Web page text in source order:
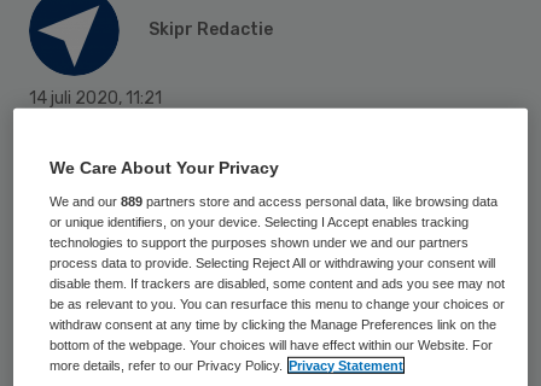
Skipr Redactie
14 juli 2020, 11:21
Peter van Wageningen is per 1 juli
toegetreden tot de raad van toezicht van
Instituut Verbeeten. Hij neemt bij het
centrum voor radiotherapie en nucleaire
geneeskunde in Tilburg tevens de rol van
voorzitter van de audit- en
We Care About Your Privacy
We and our889 partners store and access personal data, like browsing data
or unique identifiers, on your device. Selecting I Accept enables tracking
technologies to support the purposes shown under we and our partners
process data to provide. Selecting Reject All or withdrawing your consent will
disable them. If trackers are disabled, some content and ads you see may not
be as relevant to you. You can resurface this menu to change your choices or
withdraw consent at any time by clicking the Manage Preferences link on the
bottom of the webpage. Your choices will have effect within our Website. For
more details, refer to our Privacy Policy.
Privacy Statement